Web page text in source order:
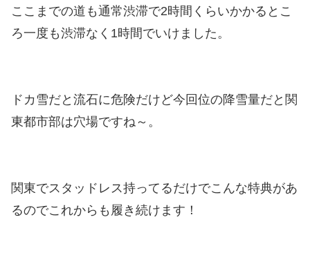
ここまでの道も通常渋滞で2時間くらいかかるとこ
ろ一度も渋滞なく1時間でいけました。
ドカ雪だと流石に危険だけど今回位の降雪量だと関
東都市部は穴場ですね～。
関東でスタッドレス持ってるだけでこんな特典があ
るのでこれからも履き続けます！